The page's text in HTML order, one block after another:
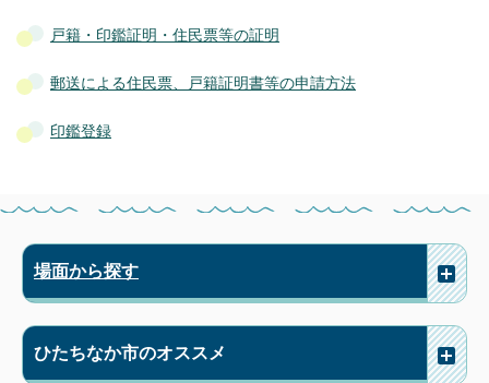
戸籍・印鑑証明・住民票等の証明
郵送による住民票、戸籍証明書等の申請方法
印鑑登録
場面から探す
ひたちなか市のオススメ